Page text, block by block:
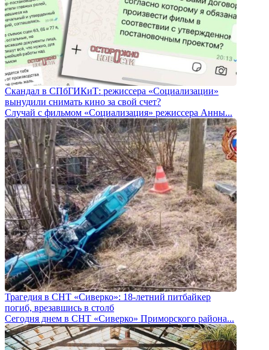
Скандал в СПбГИКиТ: режиссера «Социализации»
вынудили снимать кино за свой счет?
Случай с фильмом «Социализация» режиссера Анны...
Трагедия в СНТ «Сиверко»: 18-летний питбайкер
погиб, врезавшись в столб
Сегодня днем в СНТ «Сиверко» Приморского района...